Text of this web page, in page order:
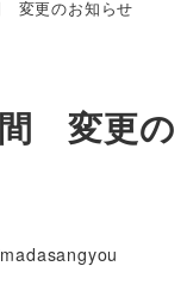
変更のお知らせ
変更の